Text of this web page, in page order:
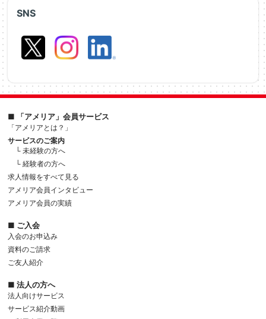
SNS
■ 「アメリア」会員サービス
「アメリアとは？」
サービスのご案内
└ 未経験の方へ
└ 経験者の方へ
求人情報をすべて見る
アメリア会員インタビュー
アメリア会員の実績
■ ご入会
入会のお申込み
資料のご請求
ご友人紹介
■ 法人の方へ
法人向けサービス
サービス紹介動画